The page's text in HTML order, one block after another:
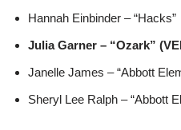
Hannah Einbinder – “Hacks”
Julia Garner – “Ozark”
Janelle James – “Abbott
Sheryl Lee Ralph – “Abbott